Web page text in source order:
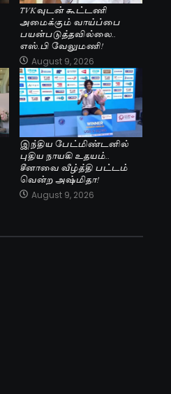
TVKவுடன் கூட்டணி
அமைக்கும் வாய்ப்பை
பயன்படுத்தவில்லை..
எஸ்.பி வேலுமணி!
August 9, 2026
இந்திய பேட்மிண்டனில்
புதிய நாயகி உதயம்..
சீனாவை வீழ்த்தி பட்டம்
வென்ற அஷ்மிதா!
August 9, 2026